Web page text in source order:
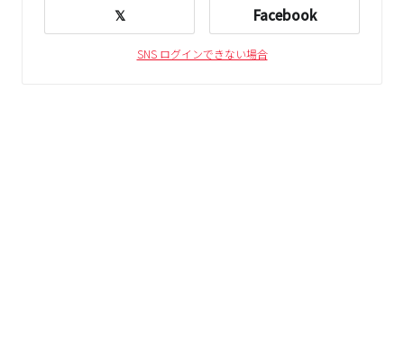
𝕏 Facebook
SNS ログインできない場合